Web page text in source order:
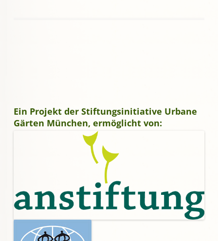
Ein Projekt der Stiftungsinitiative Urbane
Gärten München, ermöglicht von: